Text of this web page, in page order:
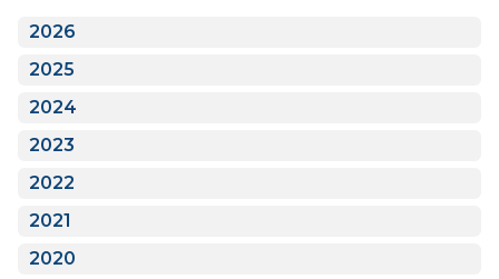
2026
2025
2024
2023
2022
2021
2020